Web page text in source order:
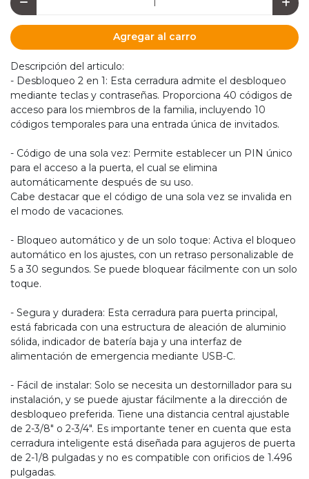
Agregar al carro
Descripción del articulo:
- Desbloqueo 2 en 1: Esta cerradura admite el desbloqueo
mediante teclas y contraseñas. Proporciona 40 códigos de
acceso para los miembros de la familia, incluyendo 10
códigos temporales para una entrada única de invitados.
- Código de una sola vez: Permite establecer un PIN único
para el acceso a la puerta, el cual se elimina
automáticamente después de su uso.
Cabe destacar que el código de una sola vez se invalida en
el modo de vacaciones.
- Bloqueo automático y de un solo toque: Activa el bloqueo
automático en los ajustes, con un retraso personalizable de
5 a 30 segundos. Se puede bloquear fácilmente con un solo
toque.
- Segura y duradera: Esta cerradura para puerta principal,
está fabricada con una estructura de aleación de aluminio
sólida, indicador de batería baja y una interfaz de
alimentación de emergencia mediante USB-C.
- Fácil de instalar: Solo se necesita un destornillador para su
instalación, y se puede ajustar fácilmente a la dirección de
desbloqueo preferida. Tiene una distancia central ajustable
de 2-3/8" o 2-3/4". Es importante tener en cuenta que esta
cerradura inteligente está diseñada para agujeros de puerta
de 2-1/8 pulgadas y no es compatible con orificios de 1.496
pulgadas.